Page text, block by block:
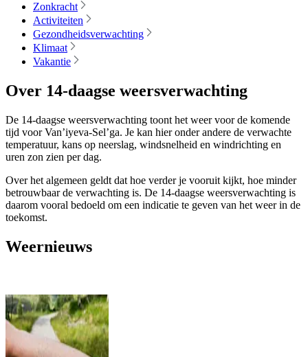
Zonkracht
Activiteiten
Gezondheidsverwachting
Klimaat
Vakantie
Over 14-daagse weersverwachting
De 14-daagse weersverwachting toont het weer voor de komende
tijd voor Van’iyeva-Sel’ga. Je kan hier onder andere de verwachte
temperatuur, kans op neerslag, windsnelheid en windrichting en
uren zon zien per dag.
Over het algemeen geldt dat hoe verder je vooruit kijkt, hoe minder
betrouwbaar de verwachting is. De 14-daagse weersverwachting is
daarom vooral bedoeld om een indicatie te geven van het weer in de
toekomst.
Weernieuws